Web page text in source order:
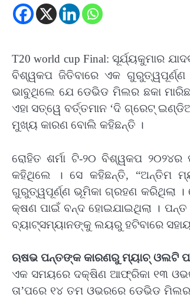
T20 world cup Final: ସୂର୍ଯ୍ୟକୁମାର
ବିଶ୍ୱକପ ଜିତିବାରେ ଏକ ଗୁରୁତ୍ୱପୂର୍ଣ୍ଣ
ଭାବୁଥିଲେ ଯେ ଡେଭିଡ ମିଲର ଛକା
ଏହା ସତ୍ୱେ ବର୍ତ୍ତମାନ ‘ଦି ଗ୍ରେଟ୍
ମୁଖ୍ୟ କାରଣ ବୋଲି କହିଛନ୍ତି ।
ରୋହିତ ଶର୍ମା ଟି-୨୦ ବିଶ୍ୱକପ
କହିଥିଲେ । ସେ କହିଛନ୍ତି, “ଅନ୍ତିମ
ଗୁରୁତ୍ୱପୂର୍ଣ୍ଣ ଭୂମିକା ଗ୍ରହଣ କରିଥିଲା
କ୍ଷଣ ପାଇଁ ବନ୍ଦ ହୋଇଯାଇଥିଲା ।
ବ୍ୟାଟ୍ସମ୍ୟାନଙ୍କୁ ଲୟରୁ ହଟିବାରେ
ଋଷଭ ପନ୍ତଙ୍କ କାରଣରୁ ମ୍ୟାଚ୍ ଓଲଟି
ଏକ ସମୟରେ ଦକ୍ଷିଣ ଆଫ୍ରିକା ୧୩
ତା’ପରେ ୧୪ ତମ ଓଭରରେ ଡେଭିଡ